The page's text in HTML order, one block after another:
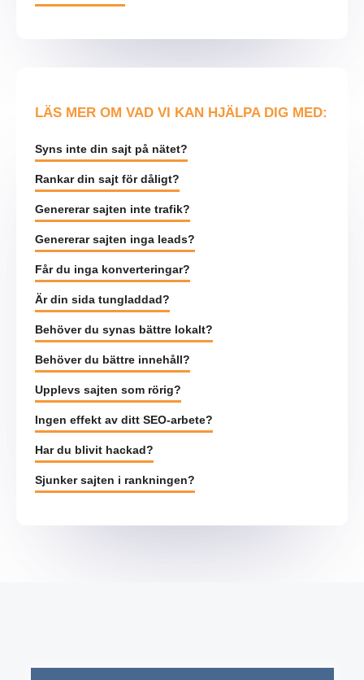
LÄS MER OM VAD VI KAN HJÄLPA DIG MED:
Syns inte din sajt på nätet?
Rankar din sajt för dåligt?
Genererar sajten inte trafik?
Genererar sajten inga leads?
Får du inga konverteringar?
Är din sida tungladdad?
Behöver du synas bättre lokalt?
Behöver du bättre innehåll?
Upplevs sajten som rörig?
Ingen effekt av ditt SEO-arbete?
Har du blivit hackad?
Sjunker sajten i rankningen?